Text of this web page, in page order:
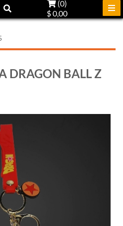
(0)
$ 0,00
DRAGON BALL Z